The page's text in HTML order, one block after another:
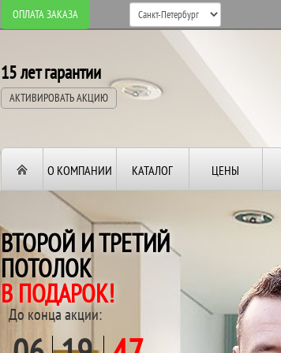
ОПЛАТА ЗАКАЗА
15 лет гарантии
АКТИВИРОВАТЬ АКЦИЮ
О КОМПАНИИ КАТАЛОГ ЦЕНЫ
ВТОРОЙ И ТРЕТИЙ
ПОТОЛОК
В ПОДАРОК!
До конца акции: